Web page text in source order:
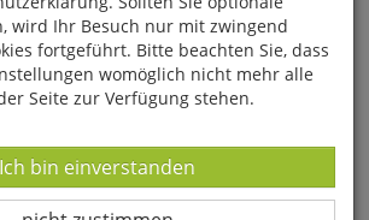
"Mouse-free Marion"
wird Ihr Besuch nur mit zwingend
fortgeführt. Bitte beachten Sie, dass
womöglich nicht mehr alle
Seite zur Verfügung stehen.
Datenverarbeitung -
Ich bin einverstanden